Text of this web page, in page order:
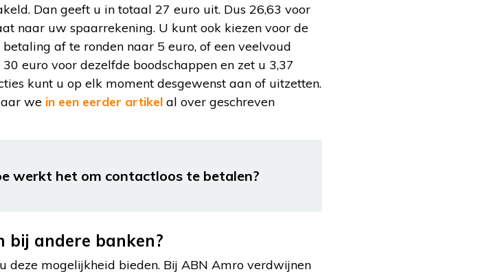
Dan geeft u in totaal 27 euro uit. Dus 26,63 voor
naar uw spaarrekening. U kunt ook kiezen voor de
af te ronden naar 5 euro, of een veelvoud
euro voor dezelfde boodschappen en zet u 3,37
kunt u op elk moment desgewenst aan of uitzetten.
we in een eerder artikel al over geschreven
werkt het om contactloos te betalen?
bij andere banken?
deze mogelijkheid bieden. Bij ABN Amro verdwijnen